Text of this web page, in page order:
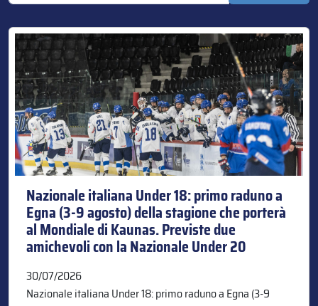
Nazionale italiana Under 18: primo raduno a
Egna (3-9 agosto) della stagione che porterà
al Mondiale di Kaunas. Previste due
amichevoli con la Nazionale Under 20
30/07/2026
Nazionale italiana Under 18: primo raduno a Egna (3-9